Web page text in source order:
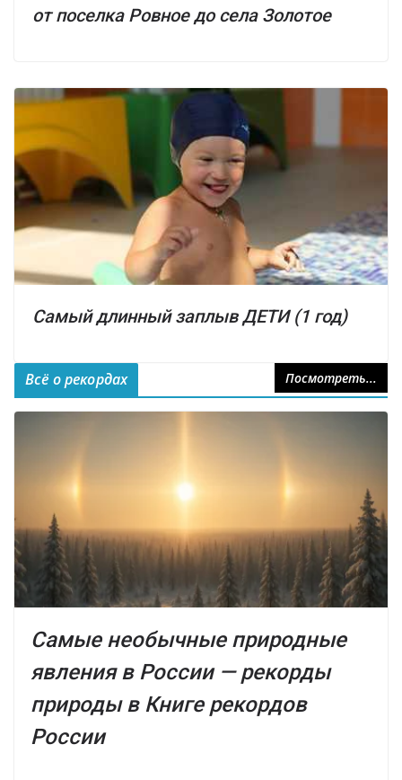
от поселка Ровное до села Золотое
Самый длинный заплыв ДЕТИ (1 год)
Всё о рекордах Посмотреть...
Самые необычные природные
явления в России — рекорды
природы в Книге рекордов
России